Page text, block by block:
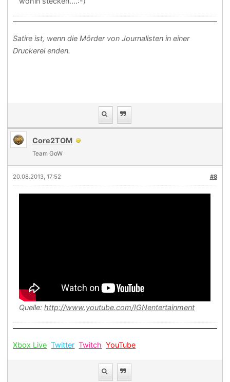
Satire ist, wenn die Mörder von Journalisten in einer
Druckerei enden.
Core2TOM
Team GoW
#8
20.08.2013, 17:52
Quelle:http://www.youtube.com/IGNentertainment
Xbox Live Twitter Twitch YouTube